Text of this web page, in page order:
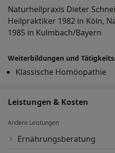
Naturheilpraxis Dieter
Heilpraktiker 1982 in Köln,
1985 in Kulmbach/Bayern
Weiterbildungen und
Klassische Homöopathie
Leistungen & Kosten
Andere Leistungen
Ernährungsberatung